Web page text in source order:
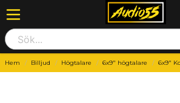
Hem Billjud Högtalare 6x9" högtalare 6x9"